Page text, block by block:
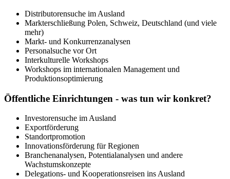
Distributorensuche im Ausland
Markterschließung Polen, Schweiz, Deutschland (und viele
mehr)
Markt- und Konkurrenzanalysen
Personalsuche vor Ort
Interkulturelle Workshops
Workshops im internationalen Management und
Produktionsoptimierung
Öffentliche Einrichtungen - was tun wir konkret?
Investorensuche im Ausland
Exportförderung
Standortpromotion
Innovationsförderung für Regionen
Branchenanalysen, Potentialanalysen und andere
Wachstumskonzepte
Delegations- und Kooperationsreisen ins Ausland